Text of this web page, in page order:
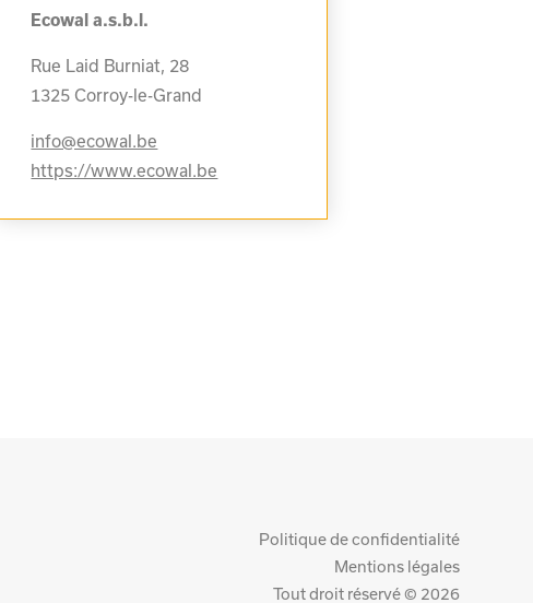
Ecowal a.s.b.l.
Rue Laid Burniat, 28
1325 Corroy-le-Grand
info@ecowal.be
https://www.ecowal.be
Politique de confidentialité
Mentions légales
Tout droit réservé © 2026